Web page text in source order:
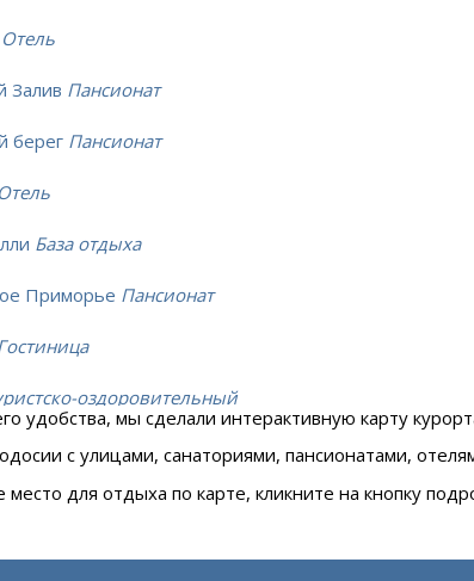
Отель
Залив Пансионат
берег Пансионат
Отель
База отдыха
Приморье Пансионат
оздоровительный
Гостевой дом
удобства, мы сделали интерактивную карту
c улицами, санаториями, пансионатами,
место для отдыха по карте, кликните на кнопку